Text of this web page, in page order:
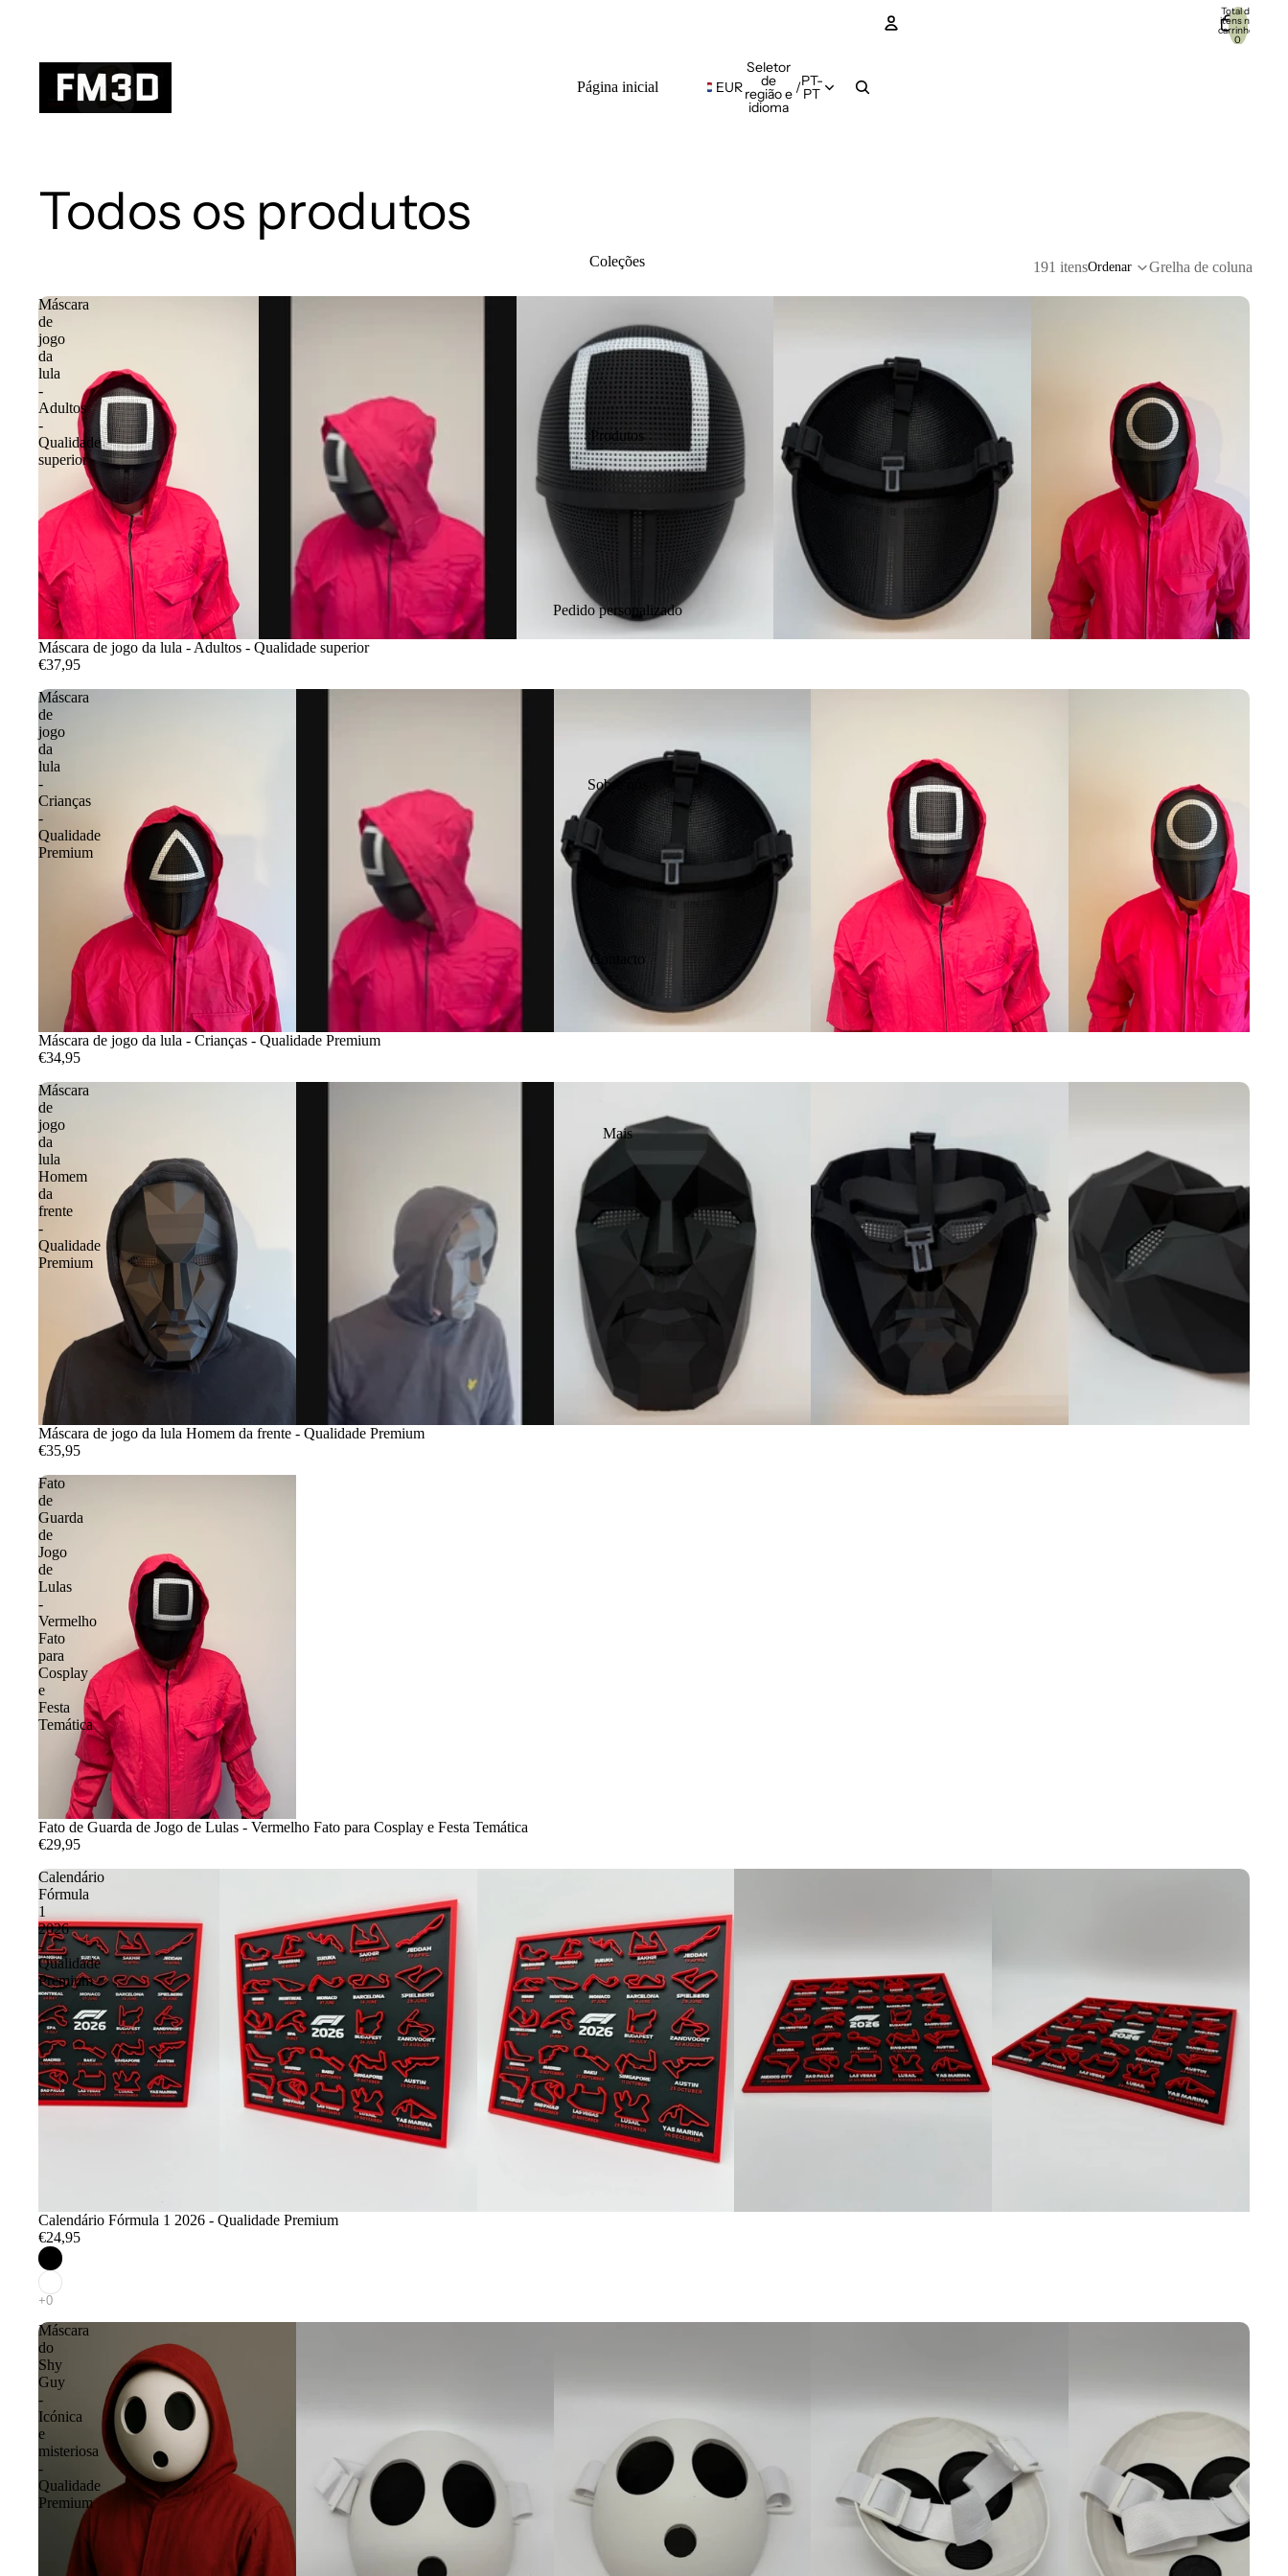
Página inicial
Coleções
Produtos
Pedido personalizado
Sobre nós
Contacto
Mais
EUR
Seletor
de
região e
idioma
/PT-
PT
Total de
itens no
carrinho:
0
Todos os produtos
191 itensOrdenar Grelha de coluna
Máscara
de
jogo
da
lula
-
Adultos
-
Qualidade
superior
Máscara de jogo da lula - Adultos - Qualidade superior
€37,95
Máscara
de
jogo
da
lula
-
Crianças
-
Qualidade
Premium
Máscara de jogo da lula - Crianças - Qualidade Premium
€34,95
Máscara
de
jogo
da
lula
Homem
da
frente
-
Qualidade
Premium
Máscara de jogo da lula Homem da frente - Qualidade Premium
€35,95
Fato
de
Guarda
de
Jogo
de
Lulas
-
Vermelho
Fato
para
Cosplay
e
Festa
Temática
Fato de Guarda de Jogo de Lulas - Vermelho Fato para Cosplay e Festa Temática
€29,95
Calendário
Fórmula
1
2026
-
Qualidade
Premium
Calendário Fórmula 1 2026 - Qualidade Premium
€24,95
Máscara
do
Shy
Guy
-
Icónica
e
misteriosa
-
Qualidade
Premium